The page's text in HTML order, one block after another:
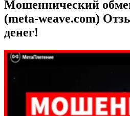
Мошеннический
(meta-weave.com)
денег!